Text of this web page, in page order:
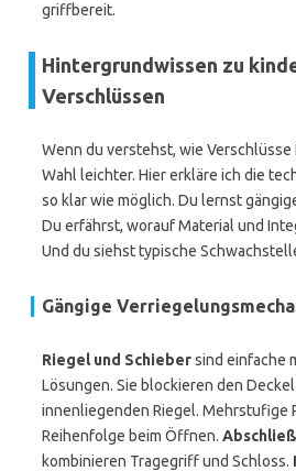
griffbereit.
Hintergrundwissen zu
Verschlüssen
Wenn du verstehst, wie
Wahl leichter. Hier erkläre ich die
so klar wie möglich. Du lernst
Du erfährst, worauf Material und
Und du siehst typische
Gängige
Riegel und Schiebersind einfache
Lösungen. Sie blockieren den
innenliegenden Riegel. Mehrstufige
Reihenfolge beim Öffnen.
kombinieren Tragegriff und Schloss.